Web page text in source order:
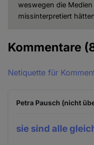
weswegen die
missinterpretiert
Kommentare
Netiquette für
Petra Pausch (nicht
sie sind alle